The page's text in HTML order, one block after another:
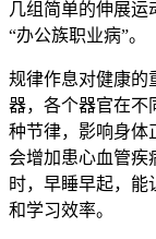
几组简单的伸展运
“办公族职业病”。
规律作息对健康的
器，各个器官在不
种节律，影响身体
会增加患心血管疾
时，早睡早起，能
和学习效率。